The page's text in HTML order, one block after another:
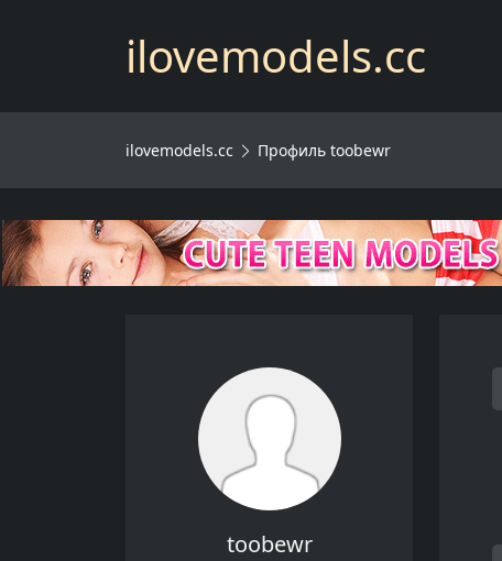
ilovemodels.cc
ilovemodels.cc Профиль toobewr
toobewr